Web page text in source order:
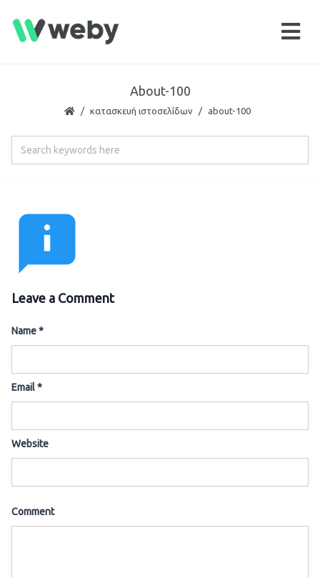
About-100
κατασκευή ιστοσελίδων about-100
Leave a Comment
Name*
Email*
Website
Comment